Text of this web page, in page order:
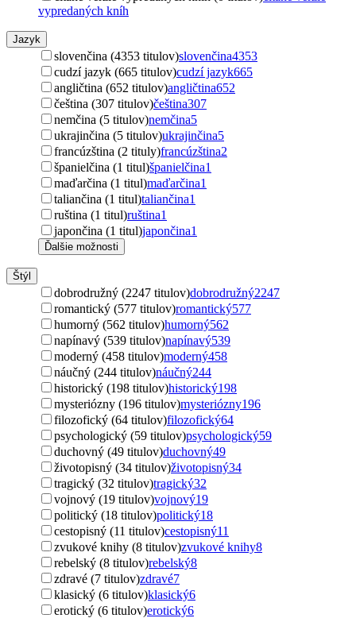
vypredaných kníh
Jazyk
slovenčina (4353 titulov)slovenčina4353
cudzí jazyk (665 titulov)cudzí jazyk665
angličtina (652 titulov)angličtina652
čeština (307 titulov)čeština307
nemčina (5 titulov)nemčina5
ukrajinčina (5 titulov)ukrajinčina5
francúzština (2 tituly)francúzština2
španielčina (1 titul)španielčina1
maďarčina (1 titul)maďarčina1
taliančina (1 titul)taliančina1
ruština (1 titul)ruština1
japončina (1 titul)japončina1
Ďalšie možnosti
Štýl
dobrodružný (2247 titulov)dobrodružný2247
romantický (577 titulov)romantický577
humorný (562 titulov)humorný562
napínavý (539 titulov)napínavý539
moderný (458 titulov)moderný458
náučný (244 titulov)náučný244
historický (198 titulov)historický198
mysteriózny (196 titulov)mysteriózny196
filozofický (64 titulov)filozofický64
psychologický (59 titulov)psychologický59
duchovný (49 titulov)duchovný49
životopisný (34 titulov)životopisný34
tragický (32 titulov)tragický32
vojnový (19 titulov)vojnový19
politický (18 titulov)politický18
cestopisný (11 titulov)cestopisný11
zvukové knihy (8 titulov)zvukové knihy8
rebelský (8 titulov)rebelský8
zdravé (7 titulov)zdravé7
klasický (6 titulov)klasický6
erotický (6 titulov)erotický6